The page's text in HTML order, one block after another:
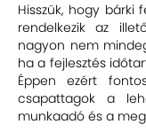
Hisszük, hogy bárki
rendelkezik az
nagyon nem
ha a fejlesztés
Éppen ezért
csapattagok a
munkaadó és a